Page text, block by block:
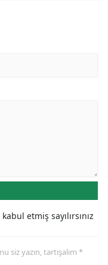
etmiş sayılırsınız
siz yazın, tartışalım *